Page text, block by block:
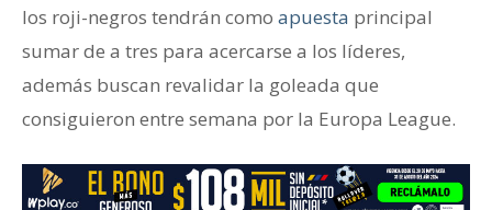
los roji-negros tendrán como apuesta principal
sumar de a tres para acercarse a los líderes,
además buscan revalidar la goleada que
consiguieron entre semana por la Europa League.